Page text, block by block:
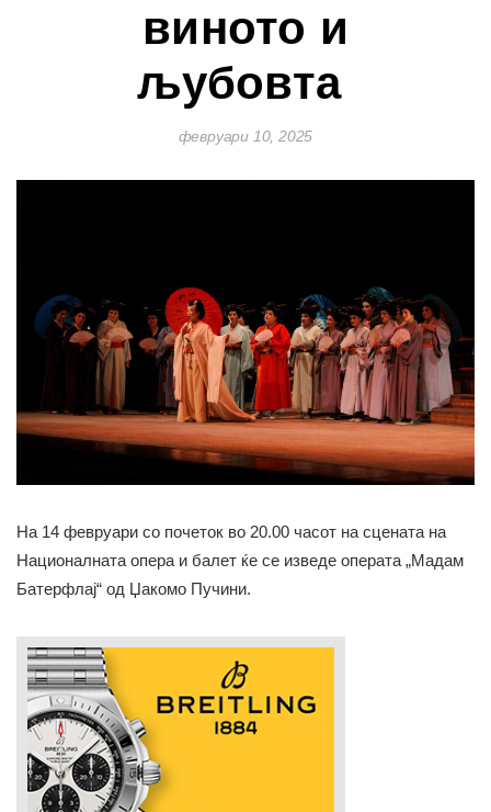
виното и
љубовта
февруари 10, 2025
На 14 февруари со почеток во 20.00 часот на сцената на
Националната опера и балет ќе се изведе операта „Мадам
Батерфлај“ од Џакомо Пучини.